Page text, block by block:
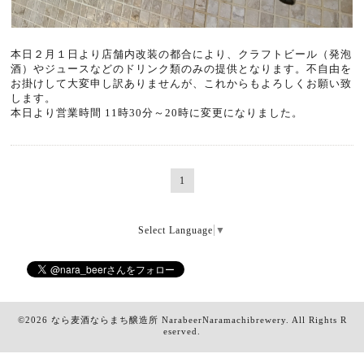
本日２月１日より店舗内改装の都合により、クラフトビール（発泡
酒）やジュースなどのドリンク類のみの提供となります。不自由を
お掛けして大変申し訳ありませんが、これからもよろしくお願い致
します。
本日より営業時間 11時30分～20時に変更になりました。
1
Select Language ▼
©2026 なら麦酒ならまち醸造所 NarabeerNaramachibrewery. All Rights R
eserved.